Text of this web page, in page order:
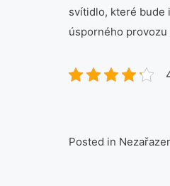
svítidlo, které bude
úsporného
Posted in